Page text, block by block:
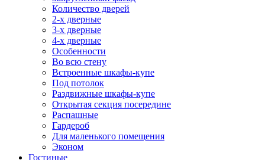
Количество дверей
2-х дверные
3-х дверные
4-х дверные
Особенности
Во всю стену
Встроенные шкафы-купе
Под потолок
Раздвижные шкафы-купе
Открытая секция посередине
Распашные
Гардероб
Для маленького помещения
Эконом
Гостиные